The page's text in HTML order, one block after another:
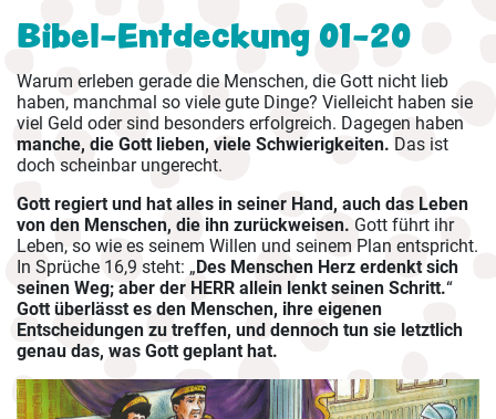
Bibel-Entdeckung 01-20
Warum erleben gerade die Menschen, die Gott nicht lieb
haben, manchmal so viele gute Dinge? Vielleicht haben sie
viel Geld oder sind besonders erfolgreich. Dagegen haben
manche, die Gott lieben, viele Schwierigkeiten. Das ist
doch scheinbar ungerecht.
Gott regiert und hat alles in seiner Hand, auch das Leben
von den Menschen, die ihn zurückweisen. Gott führt ihr
Leben, so wie es seinem Willen und seinem Plan entspricht.
In Sprüche 16,9 steht: „Des Menschen Herz erdenkt sich
seinen Weg; aber der HERR allein lenkt seinen Schritt.“
Gott überlässt es den Menschen, ihre eigenen
Entscheidungen zu treffen, und dennoch tun sie letztlich
genau das, was Gott geplant hat.